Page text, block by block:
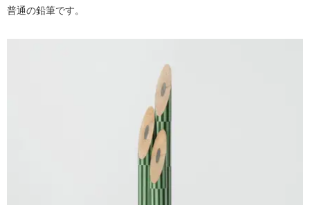
普通の鉛筆です。